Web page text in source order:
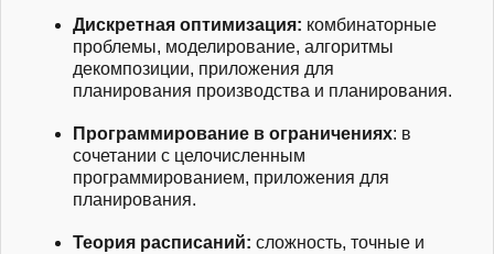
Дискретная оптимизация: комбинаторные
проблемы, моделирование, алгоритмы
декомпозиции, приложения для
планирования производства и планирования.
Программирование в ограничениях: в
сочетании с целочисленным
программированием, приложения для
планирования.
Теория расписаний: сложность, точные и